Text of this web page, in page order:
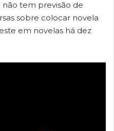
não tem previsão de
sobre colocar novela
em novelas há dez